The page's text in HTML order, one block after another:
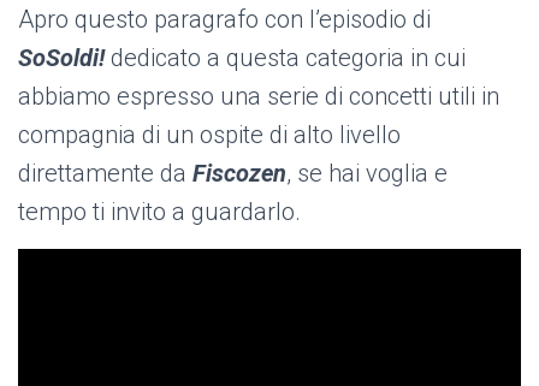
Apro questo paragrafo con l’episodio di
SoSoldi!dedicato a questa categoria in cui
abbiamo espresso una serie di concetti utili in
compagnia di un ospite di alto livello
direttamente da Fiscozen, se hai voglia e
tempo ti invito a guardarlo.